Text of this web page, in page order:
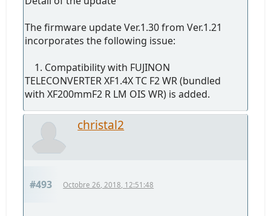
The firmware update Ver.1.30 from Ver.1.21
incorporates the following issue:
1. Compatibility with FUJINON
TELECONVERTER XF1.4X TC F2 WR (bundled
with XF200mmF2 R LM OIS WR) is added.
christal2
#493 Octobre 26, 2018, 12:51:48